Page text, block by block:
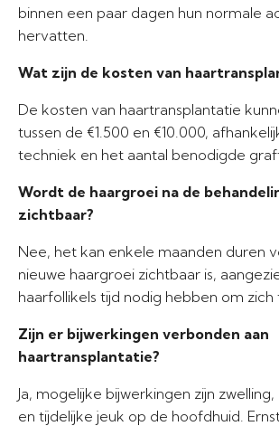
binnen een paar dagen hun normale
hervatten.
Wat zijn de kosten van
De kosten van haartransplantatie
tussen de €1.500 en €10.000,
techniek en het aantal benodigde
Wordt de haargroei na de
zichtbaar?
Nee, het kan enkele maanden duren
nieuwe haargroei zichtbaar is,
haarfollikels tijd nodig hebben om
Zijn er bijwerkingen verbonden aan
haartransplantatie?
Ja, mogelijke bijwerkingen zijn
en tijdelijke jeuk op de hoofdhuid.